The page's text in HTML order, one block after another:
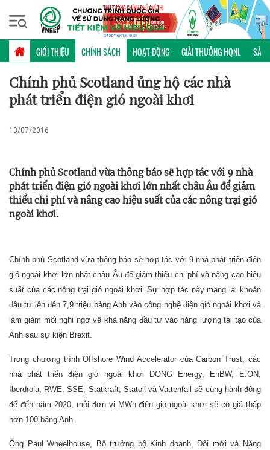
GIỚI THIỆU CHÍNH SÁCH HOẠT ĐỘNG GIẢI THƯỞNG HQNL SẢN
Chủ nhật, 09/08/2026 | 14:01 GMT+7
CHÍNH SÁCH
Chính phủ Scotland ủng hộ các nhà
phát triển điện gió ngoài khơi
13/07/2016
Chính phủ Scotland vừa thông báo sẽ hợp tác với 9 nhà
phát triển điện gió ngoài khơi lớn nhất châu Âu để giảm
thiểu chi phí và nâng cao hiệu suất của các nông trại gió
ngoài khơi.
Chính phủ Scotland vừa thông báo sẽ hợp tác với 9 nhà phát triển điện
gió ngoài khơi lớn nhất châu Âu để giảm thiểu chi phí và nâng cao hiệu
suất của các nông trại gió ngoài khơi. Sự hợp tác này mang lại khoản
đầu tư lên đến 7,9 triệu bảng Anh vào công nghệ điện gió ngoài khơi và
làm giảm mối nghi ngờ về khả năng đầu tư vào năng lượng tái tạo của
Anh sau sự kiện Brexit.
Trong chương trình Offshore Wind Accelerator của Carbon Trust, các
nhà phát triển điện gió ngoài khơi DONG Energy, EnBW, E.ON,
Iberdrola, RWE, SSE, Statkraft, Statoil và Vattenfall sẽ cùng hành động
để đến năm 2020, mỗi đơn vị MWh điện gió ngoài khơi sẽ có giá thấp
hơn 100 bảng Anh.
Ông Paul Wheelhouse, Bộ trưởng bộ Kinh doanh, Đổi mới và Năng